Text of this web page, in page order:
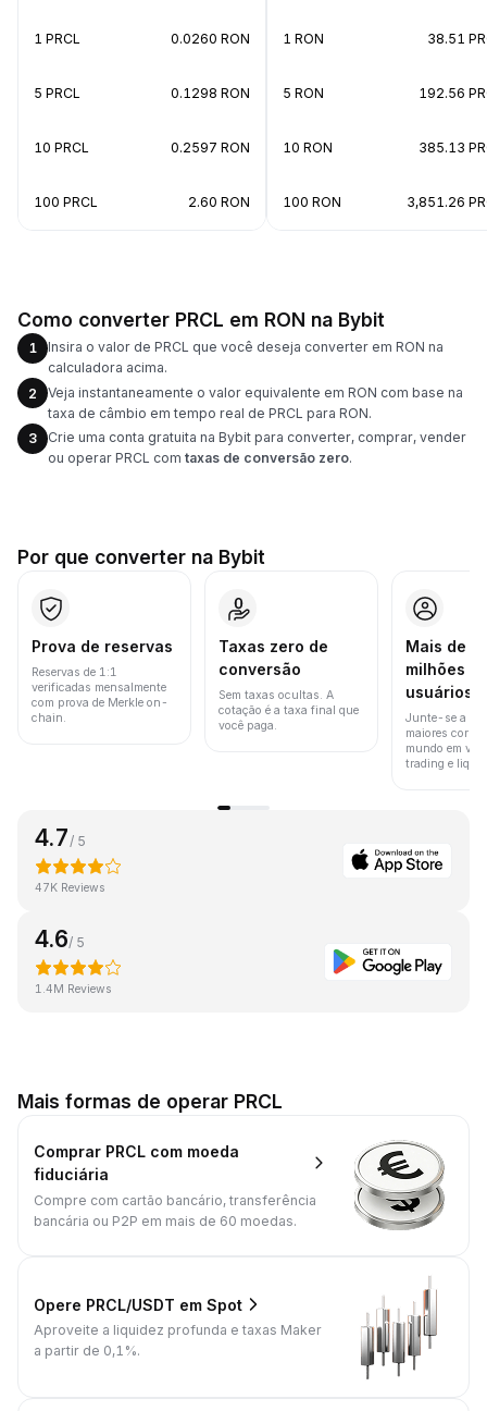
1 PRCL 0.0260 RON
5 PRCL 0.1298 RON
10 PRCL 0.2597 RON
100 PRCL 2.60 RON
1 RON 38.51
5 RON 192.56
10 RON 385.13
100 RON 3,851.26
Como converter PRCL em RON na Bybit
1
Insira o valor de PRCL que você deseja converter em RON na
calculadora acima.
2
Veja instantaneamente o valor equivalente em RON com base na
taxa de câmbio em tempo real de PRCL para RON.
3
Crie uma conta gratuita na Bybit para converter, comprar, vender
ou operar PRCL com taxas de conversão zero.
Por que converter na Bybit
Prova de reservas
Reservas de 1:1
verificadas mensalmente
com prova de Merkle on-
chain.
Taxas zero de
conversão
Sem taxas ocultas. A
cotação é a taxa final que
você paga.
Mais de
milhões
usuários
Junte-se a
maiores
mundo em
trading e
4.7/ 5
47K Reviews
4.6/ 5
1.4M Reviews
Mais formas de operar PRCL
Comprar PRCL com moeda
fiduciária
Compre com cartão bancário, transferência
bancária ou P2P em mais de 60 moedas.
Opere PRCL/USDT em Spot
Aproveite a liquidez profunda e taxas Maker
a partir de 0,1%.